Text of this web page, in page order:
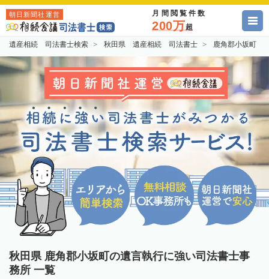
朝日新聞社運営 月間閲覧件数
200万超
遺産相続 司法書士検索 秋田県 遺産相続 司法書士 鹿角郡小坂町
秋田県 鹿角郡小坂町の遺言執行に強い司法書士事
務所 一覧